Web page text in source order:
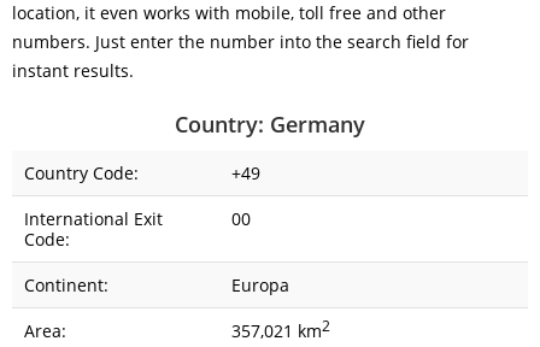
location, it even works with mobile, toll free and other
numbers. Just enter the number into the search field for
instant results.
Country: Germany
Country Code:
+49
International Exit
Code:
00
Continent:
Europa
Area:
357,021 km2